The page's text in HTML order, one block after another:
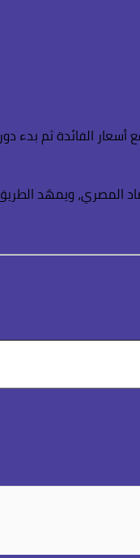
أسعار الفائدة ثم
ويمهّد الطريق